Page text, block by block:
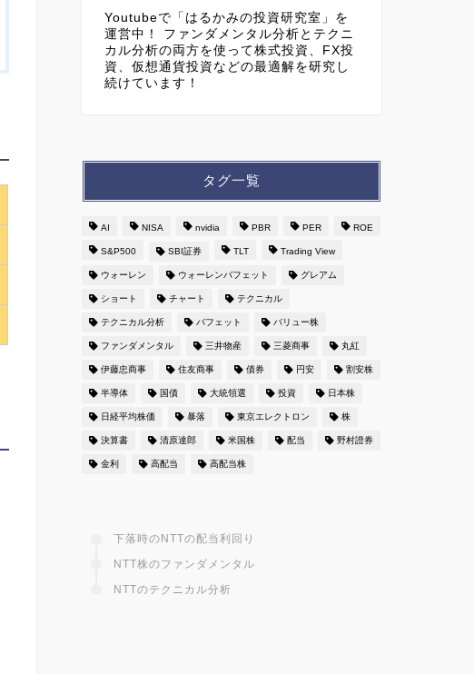
Youtubeで「はるかみの投資研究室」を
運営中！ ファンダメンタル分析とテクニ
カル分析の両方を使って株式投資、FX投
資、仮想通貨投資などの最適解を研究し
続けています！
タグ一覧
AI NISA nvidia PBR PER ROE
S&P500 SBI証券 TLT Trading View
ウォーレン ウォーレンバフェット グレアム
ショート チャート テクニカル
テクニカル分析 バフェット バリュー株
ファンダメンタル 三井物産 三菱商事 丸紅
伊藤忠商事 住友商事 債券 円安 割安株
半導体 国債 大統領選 投資 日本株
日経平均株価 暴落 東京エレクトロン 株
決算書 清原達郎 米国株 配当 野村證券
金利 高配当 高配当株
下落時のNTTの配当利回り
NTT株のファンダメンタル
NTTのテクニカル分析